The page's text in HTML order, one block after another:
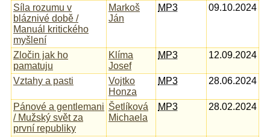
Síla rozumu v
bláznivé době /
Manuál kritického
myšlení
Markoš
Ján
MP3 09.10.2024
Zločin jak ho
pamatuju
Klíma
Josef
MP3 12.09.2024
Vztahy a pasti
Vojtko
Honza
MP3 28.06.2024
Pánové a gentlemani
/ Mužský svět za
první republiky
Šetlíková
Michaela
MP3 28.02.2024